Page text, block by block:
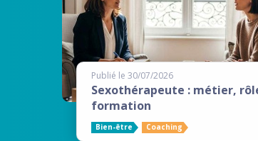
Publié le 30/07/2026
Sexothérapeute : métier,
formation
Bien-être Coaching